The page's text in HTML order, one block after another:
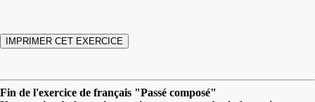
Fin de l'exercice de français "Passé composé"